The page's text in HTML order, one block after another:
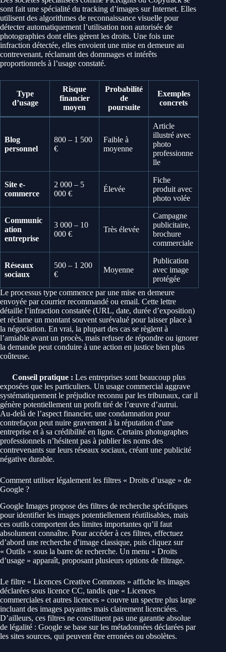
sont fait une spécialité du tracking d’images sur Internet. Elles
utilisent des algorithmes de reconnaissance visuelle pour
détecter automatiquement l’utilisation non autorisée de
photographies dont elles gèrent les droits. Une fois une
infraction détectée, elles envoient une mise en demeure au
contrevenant, réclamant des dommages et intérêts
proportionnels à l’usage constaté.
Type
d’usage
Risque
financier
moyen
Probabilité
de
poursuite
Exemples
concrets
Blog
personnel
800 – 1 500
€
Faible à
moyenne
Article
illustré avec
photo
professionne
lle
Site e-
commerce
2 000 – 5
000 €
Élevée
Fiche
produit avec
photo volée
Communic
ation
entreprise
3 000 – 10
000 €
Très élevée
Campagne
publicitaire,
brochure
commerciale
Réseaux
sociaux
500 – 1 200
€
Moyenne
Publication
avec image
protégée
Le processus type commence par une mise en demeure
envoyée par courrier recommandé ou email. Cette lettre
détaille l’infraction constatée (URL, date, durée d’exposition)
et réclame un montant souvent surévalué pour laisser place à
la négociation. En vrai, la plupart des cas se règlent à
l’amiable avant un procès, mais refuser de répondre ou ignorer
la demande peut conduire à une action en justice bien plus
coûteuse.
Conseil pratique : Les entreprises sont beaucoup plus
exposées que les particuliers. Un usage commercial aggrave
systématiquement le préjudice reconnu par les tribunaux, car il
génère potentiellement un profit tiré de l’œuvre d’autrui.
Au-delà de l’aspect financier, une condamnation pour
contrefaçon peut nuire gravement à la réputation d’une
entreprise et à sa crédibilité en ligne. Certains photographes
professionnels n’hésitent pas à publier les noms des
contrevenants sur leurs réseaux sociaux, créant une publicité
négative durable.
Comment utiliser légalement les filtres « Droits d’usage » de
Google ?
Google Images propose des filtres de recherche spécifiques
pour identifier les images potentiellement réutilisables, mais
ces outils comportent des limites importantes qu’il faut
absolument connaître. Pour accéder à ces filtres, effectuez
d’abord une recherche d’image classique, puis cliquez sur
« Outils » sous la barre de recherche. Un menu « Droits
d’usage » apparaît, proposant plusieurs options de filtrage.
Le filtre « Licences Creative Commons » affiche les images
déclarées sous licence CC, tandis que « Licences
commerciales et autres licences » couvre un spectre plus large
incluant des images payantes mais clairement licenciées.
D’ailleurs, ces filtres ne constituent pas une garantie absolue
de légalité : Google se base sur les métadonnées déclarées par
les sites sources, qui peuvent être erronées ou obsolètes.